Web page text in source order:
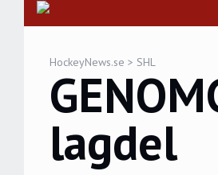
HockeyNews.se > SHL
lagdel